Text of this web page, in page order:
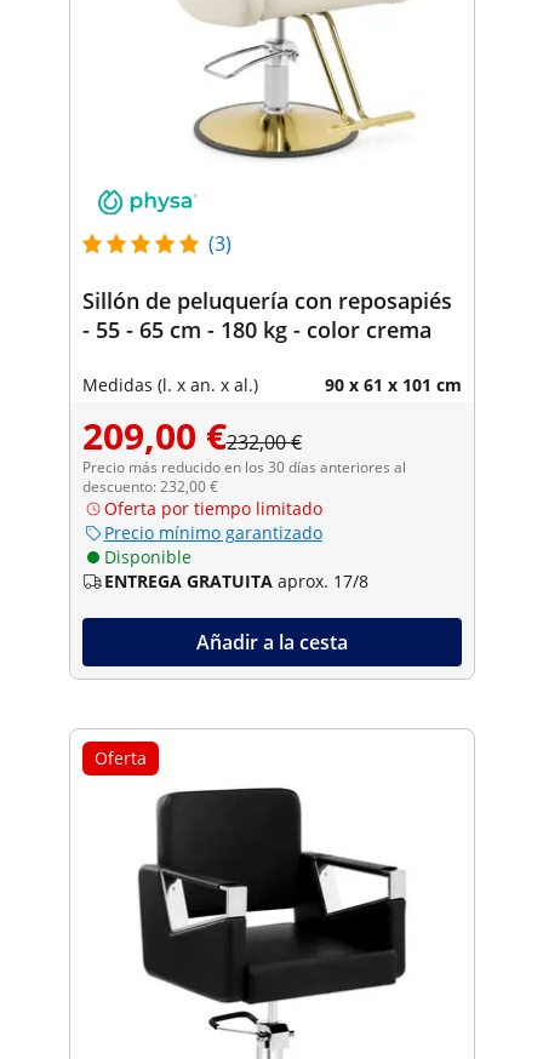
(3)
Sillón de peluquería con reposapiés
- 55 - 65 cm - 180 kg - color crema
Medidas (l. x an. x al.) 90 x 61 x 101 cm
209,00 €232,00 €
Precio más reducido en los 30 días anteriores al
descuento: 232,00 €
Oferta por tiempo limitado
Precio mínimo garantizado
Disponible
ENTREGA GRATUITA aprox. 17/8
Añadir a la cesta
Oferta